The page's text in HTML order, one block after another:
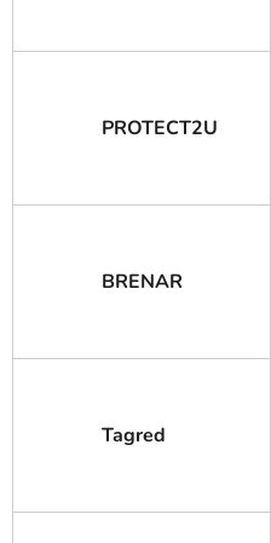
PROTECT2U
BRENAR
Tagred